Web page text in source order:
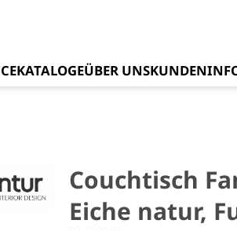
KATALOGEÜBER UNS
Couchtisch
Eiche natur,